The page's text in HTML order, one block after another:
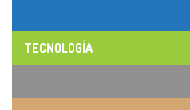
TECNOLOGÍA